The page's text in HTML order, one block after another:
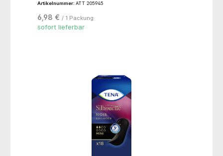
und unauffällig zu Tragen.- diskreter, zuverlässiger
Auslaufbarrieren verhindern das Austreten von
Flüssigkeit- leistungsstarker Saugkern für
Artikelnummer: ATT 205945
6,98 € / 1 Packung
sofort lieferbar